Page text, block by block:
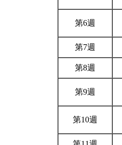
第6週
第7週
第8週
第9週
第10週